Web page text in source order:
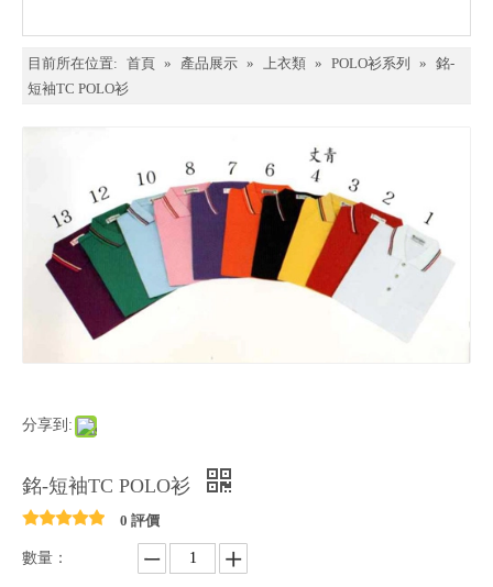
目前所在位置: 首頁 » 產品展示 » 上衣類 » POLO衫系列 » 銘-
短袖TC POLO衫
分享到:
銘-短袖TC POLO衫
0 評價
數量：